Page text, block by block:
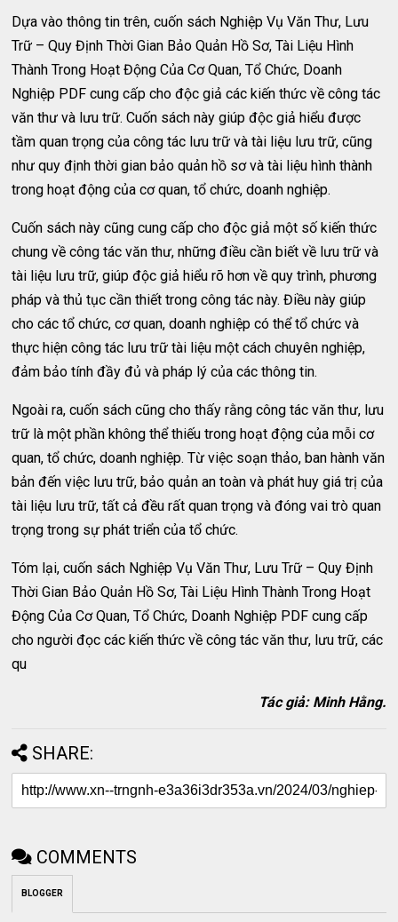
Dựa vào thông tin trên, cuốn sách Nghiệp Vụ Văn Thư, Lưu
Trữ – Quy Định Thời Gian Bảo Quản Hồ Sơ, Tài Liệu Hình
Thành Trong Hoạt Động Của Cơ Quan, Tổ Chức, Doanh
Nghiệp PDF cung cấp cho độc giả các kiến thức về công tác
văn thư và lưu trữ. Cuốn sách này giúp độc giả hiểu được
tầm quan trọng của công tác lưu trữ và tài liệu lưu trữ, cũng
như quy định thời gian bảo quản hồ sơ và tài liệu hình thành
trong hoạt động của cơ quan, tổ chức, doanh nghiệp.
Cuốn sách này cũng cung cấp cho độc giả một số kiến ​​thức
chung về công tác văn thư, những điều cần biết về lưu trữ và
tài liệu lưu trữ, giúp độc giả hiểu rõ hơn về quy trình, phương
pháp và thủ tục cần thiết trong công tác này. Điều này giúp
cho các tổ chức, cơ quan, doanh nghiệp có thể tổ chức và
thực hiện công tác lưu trữ tài liệu một cách chuyên nghiệp,
đảm bảo tính đầy đủ và pháp lý của các thông tin.
Ngoài ra, cuốn sách cũng cho thấy rằng công tác văn thư, lưu
trữ là một phần không thể thiếu trong hoạt động của mỗi cơ
quan, tổ chức, doanh nghiệp. Từ việc soạn thảo, ban hành văn
bản đến việc lưu trữ, bảo quản an toàn và phát huy giá trị của
tài liệu lưu trữ, tất cả đều rất quan trọng và đóng vai trò quan
trọng trong sự phát triển của tổ chức.
Tóm lại, cuốn sách Nghiệp Vụ Văn Thư, Lưu Trữ – Quy Định
Thời Gian Bảo Quản Hồ Sơ, Tài Liệu Hình Thành Trong Hoạt
Động Của Cơ Quan, Tổ Chức, Doanh Nghiệp PDF cung cấp
cho người đọc các kiến thức về công tác văn thư, lưu trữ, các
qu
Tác giả: Minh Hằng.
SHARE:
COMMENTS
BLOGGER